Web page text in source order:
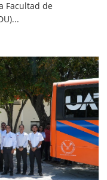
Facultad de